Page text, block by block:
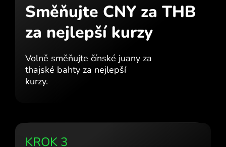
Směňujte CNY za THB
za nejlepší kurzy
Volně směňujte čínské juany za
thajské bahty za nejlepší
kurzy.
KROK 3